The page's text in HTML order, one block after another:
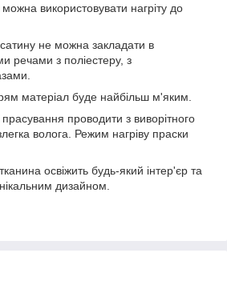
використовувати нагріту до
не можна закладати в
речами з поліестеру, з
матеріал буде найбільш м'яким.
проводити з виворітного
волога. Режим нагріву праски
освіжить будь-який інтер'єр та
дизайном.